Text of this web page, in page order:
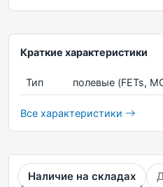
Краткие характеристики
Тип полевые (FETs,
Все характеристики
Наличие на складах